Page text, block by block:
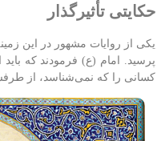
حکایتی تأثیرگذار
یکی از روایات مشهور در این
پرسید. امام (ع) فرمودند که
کسانی را که نمی‌شناسد، از